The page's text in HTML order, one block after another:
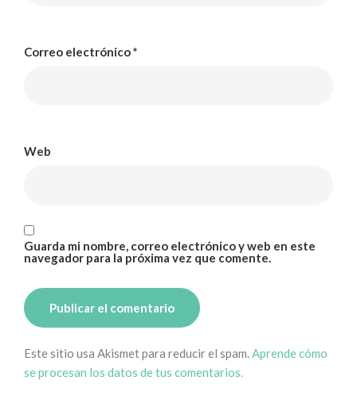
Correo electrónico*
Web
Guarda mi nombre, correo electrónico y web en este
navegador para la próxima vez que comente.
Este sitio usa Akismet para reducir el spam.Aprende cómo
se procesan los datos de tus comentarios.